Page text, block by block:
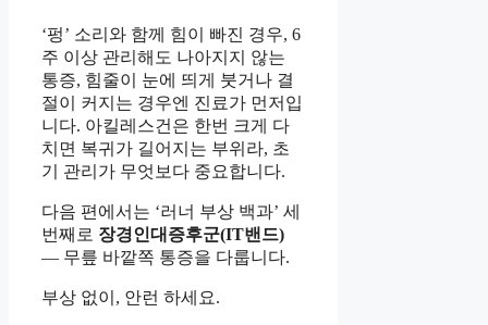
‘펑’ 소리와 함께 힘이 빠진 경우, 6
주 이상 관리해도 나아지지 않는
통증, 힘줄이 눈에 띄게 붓거나 결
절이 커지는 경우엔 진료가 먼저입
니다. 아킬레스건은 한번 크게 다
치면 복귀가 길어지는 부위라, 초
기 관리가 무엇보다 중요합니다.
다음 편에서는 ‘러너 부상 백과’ 세
번째로 장경인대증후군(IT밴드)
— 무릎 바깥쪽 통증을 다룹니다.
부상 없이, 안런 하세요.